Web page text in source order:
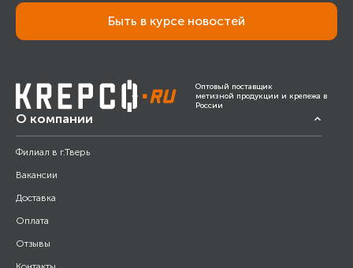
Быть в курсе новостей
Оптовый поставщик
метизной продукции и крепежа в
России
О компании
Филиал в г.Тверь
Вакансии
Доставка
Оплата
Отзывы